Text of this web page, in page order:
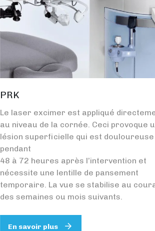
PRK
Le laser excimer est appliqué
au niveau de la cornée. Ceci provoque
lésion superficielle qui est douloureuse
pendant
48 à 72 heures après l’intervention et
nécessite une lentille de pansement
temporaire. La vue se stabilise au
des semaines ou mois suivants.
En savoir plus